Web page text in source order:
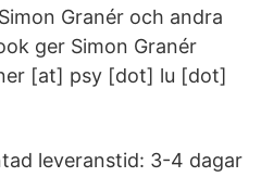
Granér och andra
ger Simon Granér
[at] psy [dot] lu [dot]
leveranstid: 3-4 dagar